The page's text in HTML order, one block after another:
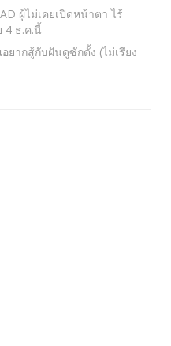
ผู้ไม่เคยเปิดหน้าตา ไร้
4 ธ.ค.นี้
ยากสู้กับฝันดูซักตั้ง (ไม่เรียง